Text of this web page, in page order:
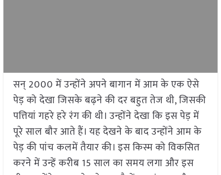
सन् 2000में उन्होंने अपने बागान में आम के एक ऐसे
पेड़ को देखा जिसके बढ़ने की दर बहुत तेज थी,जिसकी
पत्तियां गहरे हरे रंग की थी। उन्होंने देखा कि इस पेड़ में
पूरे साल बौर आते हैं। यह देखने के बाद उन्होंने आम के
पेड़ की पांच कलमें तैयार की। इस किस्म को विकसित
करने में उन्हें करीब 15साल का समय लगा और इस